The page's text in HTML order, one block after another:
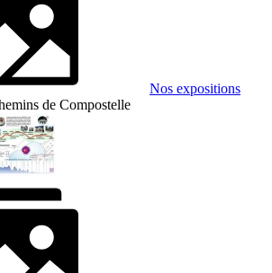
Nos expositions
de Compostelle